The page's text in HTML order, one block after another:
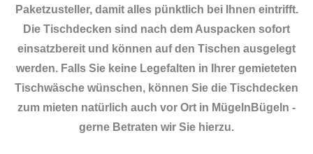
Paketzusteller, damit alles pünktlich bei Ihnen eintrifft.
Die Tischdecken sind nach dem Auspacken sofort
einsatzbereit und können auf den Tischen ausgelegt
werden. Falls Sie keine Legefalten in Ihrer gemieteten
Tischwäsche wünschen, können Sie die Tischdecken
zum mieten natürlich auch vor Ort in MügelnBügeln -
gerne Betraten wir Sie hierzu.